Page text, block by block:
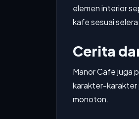
elemen interior
kafe sesuai selera.
Cerita
Manor Cafe juga
karakter-karakter
monoton.